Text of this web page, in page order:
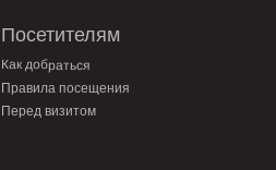
Перед визитом
Правила посещения
Как добраться
Посетителям